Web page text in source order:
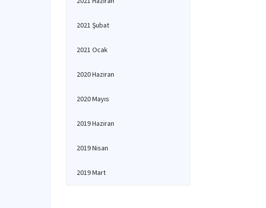
2021 Şubat
2021 Ocak
2020 Haziran
2020 Mayıs
2019 Haziran
2019 Nisan
2019 Mart